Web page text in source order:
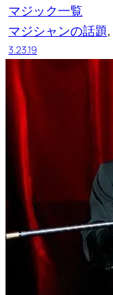
マジック一覧
マジシャンの話題,
3.23.19